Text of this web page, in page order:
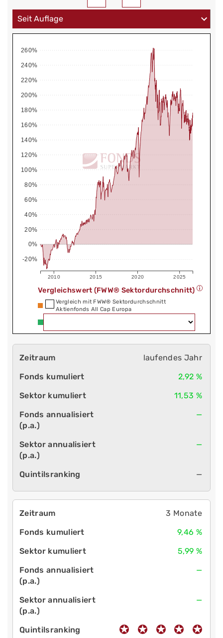
2010 2015 2020 2025
-20%
0%
20%
40%
60%
80%
100%
120%
140%
160%
180%
200%
220%
240%
260%
Vergleichswert (FWW® Sektordurchschnitt)
Vergleich mit FWW® Sektordurchschnitt
Aktienfonds All Cap Europa
laufendes Jahr
2,92 %
11,53 %
—
—
—
3 Monate
9,46 %
5,99 %
—
—